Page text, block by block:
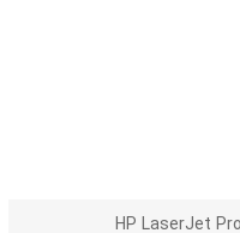
HP LaserJet